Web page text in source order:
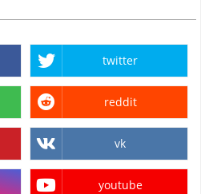
twitter
reddit
vk
youtube